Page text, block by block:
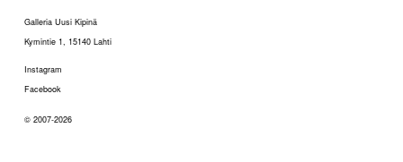
Galleria Uusi Kipinä
Kymintie 1, 15140 Lahti
Instagram
Facebook
© 2007-2026